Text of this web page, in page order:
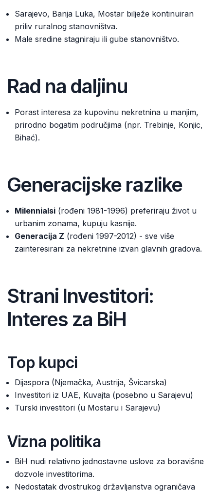
Sarajevo, Banja Luka, Mostar bilježe kontinuiran
priliv ruralnog stanovništva.
Male sredine stagniraju ili gube stanovništvo.
Rad na daljinu
Porast interesa za kupovinu nekretnina u manjim,
prirodno bogatim područjima (npr. Trebinje, Konjic,
Bihać).
Generacijske razlike
Milennialsi (rođeni 1981-1996) preferiraju život u
urbanim zonama, kupuju kasnije.
Generacija Z (rođeni 1997-2012) - sve više
zainteresirani za nekretnine izvan glavnih gradova.
Strani Investitori:
Interes za BiH
Top kupci
Dijaspora (Njemačka, Austrija, Švicarska)
Investitori iz UAE, Kuvajta (posebno u Sarajevu)
Turski investitori (u Mostaru i Sarajevu)
Vizna politika
BiH nudi relativno jednostavne uslove za boravišne
dozvole investitorima.
Nedostatak dvostrukog državljanstva ograničava